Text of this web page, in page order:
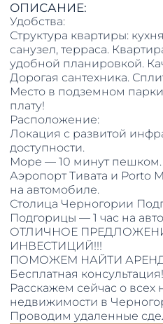
ОПИСАНИЕ:
Удобства:
Структура квартиры:
санузел, терраса.
удобной планировкой.
Дорогая сантехника.
Место в подземном
плату!
Расположение:
Локация с развитой
доступности.
Море — 10 минут пешком.
Аэропорт Тивата и Porto
на автомобиле.
Столица Черногории
Подгорицы — 1 час на
ОТЛИЧНОЕ
ИНВЕСТИЦИЙ!!!
ПОМОЖЕМ НАЙТИ
Бесплатная консультация!
Расскажем сейчас о
недвижимости в
Проводим удаленные